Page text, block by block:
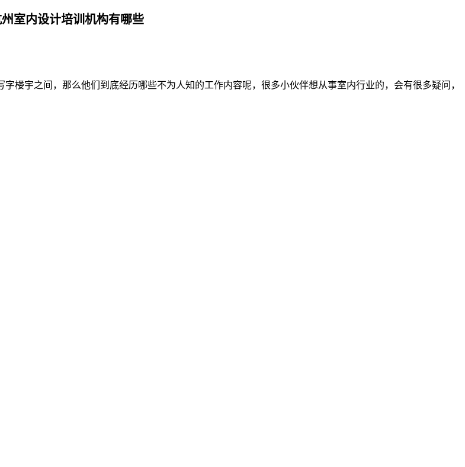
室内设计培训机构有哪些
楼宇之间，那么他们到底经历哪些不为人知的工作内容呢，很多小伙伴想从事室内行业的，会有很多疑问，